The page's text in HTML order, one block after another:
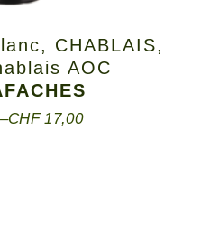
, CHABLAIS,
AOC
–CHF17,00